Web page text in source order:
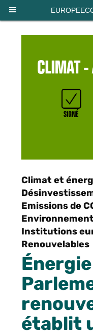
Climat et
Emissions de
Institutions
Renouvelables
établit